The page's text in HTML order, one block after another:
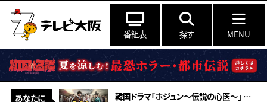
番組表 探す MENU
あなたに
韓国ドラマ「ホジュン～伝説の心医～」 ＃27（字幕スーパー）